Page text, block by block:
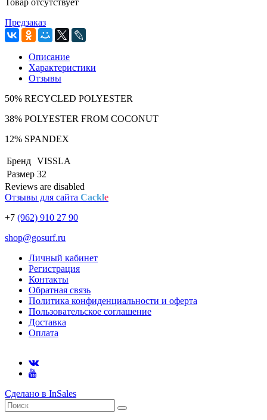
Предзаказ
Описание
Характеристики
Отзывы
50% RECYCLED POLYESTER
38% POLYESTER FROM COCONUT
12% SPANDEX
Бренд VISSLA
Размер 32
Reviews are disabled
Отзывы для сайта Cackle
+7 (962) 910 27 90
shop@gosurf.ru
Личный кабинет
Регистрация
Контакты
Обратная связь
Политика конфиденциальности и оферта
Пользовательское соглашение
Доставка
Оплата
Сделано в InSales